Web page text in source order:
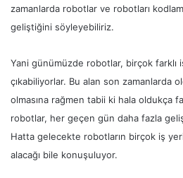
zamanlarda robotlar ve robotları
geliştiğini söyleyebiliriz.
Yani günümüzde robotlar, birçok farklı
çıkabiliyorlar. Bu alan son zamanlarda
olmasına rağmen tabii ki hala oldukça
robotlar, her geçen gün daha fazla
Hatta gelecekte robotların birçok iş
alacağı bile konuşuluyor.